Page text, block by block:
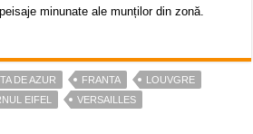
minunate ale munților din zonă.
DE AZUR FRANTA
LOUVGRE
EIFEL VERSAILLES